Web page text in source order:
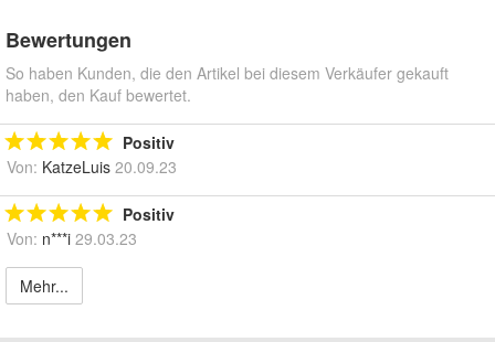
Bewertungen
So haben Kunden, die den Artikel bei diesem Verkäufer gekauft
haben, den Kauf bewertet.
Positiv
Von: KatzeLuis 20.09.23
Positiv
Von: n***i 29.03.23
Mehr...